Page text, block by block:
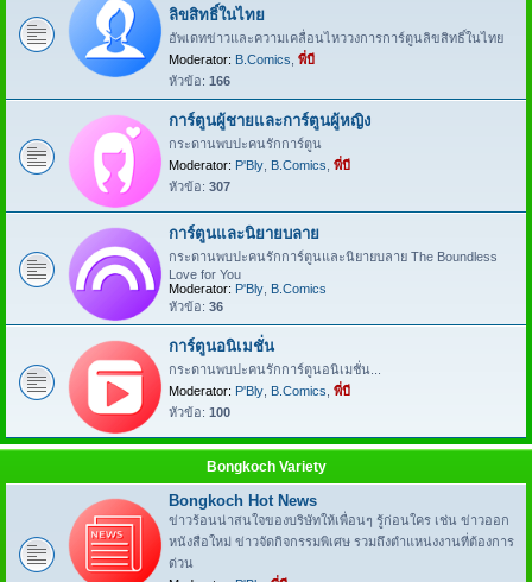
ลิขสิทธิ์ในไทย
อัพเดทข่าวและความเคลื่อนไหววงการการ์ตูนลิขสิทธิ์ในไทย
Moderator: B.Comics พี่บี
หัวข้อ: 166
การ์ตูนผู้ชายและการ์ตูนผู้หญิง
กระดานพบปะคนรักการ์ตูน
Moderator: P'Bly B.Comics พี่บี
หัวข้อ: 307
การ์ตูนและนิยายบลาย
กระดานพบปะคนรักการ์ตูนและนิยายบลาย The Boundless
Love for You
Moderator: P'Bly B.Comics
หัวข้อ: 36
การ์ตูนอนิเมชั่น
กระดานพบปะคนรักการ์ตูนอนิเมชั่น...
Moderator: P'Bly B.Comics พี่บี
หัวข้อ: 100
Bongkoch Variety
Bongkoch Hot News
ข่าวร้อนน่าสนใจของบริษัทให้เพื่อนๆ รู้ก่อนใคร เช่น ข่าวออก
หนังสือใหม่ ข่าวจัดกิจกรรมพิเศษ รวมถึงตำแหน่งงานที่ต้องการ
ด่วน